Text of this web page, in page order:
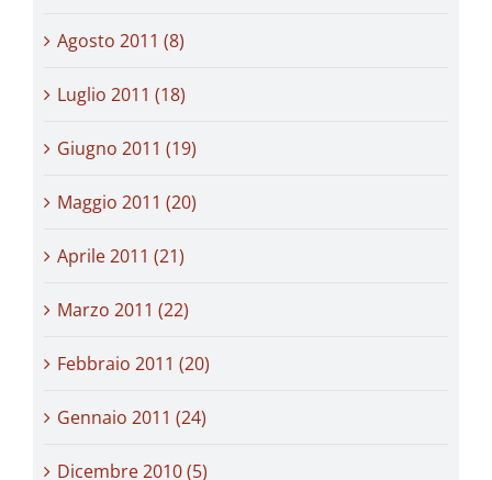
Agosto 2011 (8)
Luglio 2011 (18)
Giugno 2011 (19)
Maggio 2011 (20)
Aprile 2011 (21)
Marzo 2011 (22)
Febbraio 2011 (20)
Gennaio 2011 (24)
Dicembre 2010 (5)